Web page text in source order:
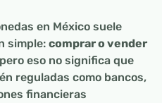
en México suele
simple: comprar o vender
eso no significa que
reguladas como bancos,
financieras